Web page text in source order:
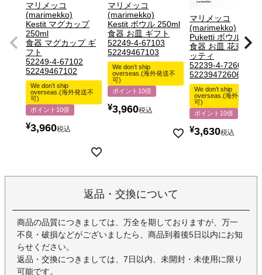
マリメッコ
(marimekko)
Kestit マグカップ
250ml
食器 マグカップ ギ
フト
52249-4-67102
52249467102
We don’t ship
overseas.(海外発送不
可)
ポイント10倍
¥3,960税込
マリメッコ
(marimekko)
Kestit ボウル 250ml
食器 お皿 ギフト
52249-4-67103
52249467103
We don’t ship
overseas.(海外発送不
可)
ポイント10倍
¥3,960税込
マリメッコ
(marimekko)
Puketti ボウル
食器 お皿 花束 プケ
ッティ
52239-4-72606
52239472606
We don’t ship
overseas.(海外発送不
可)
ポイント10倍
¥3,630税込
返品・交換について
商品の品質につきましては、万全を期しておりますが、万一
不良・破損などがございましたら、商品到着後5日以内にお知
らせください。
返品・交換につきましては、7日以内、未開封・未使用に限り
可能です。